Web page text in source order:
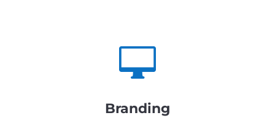

Branding